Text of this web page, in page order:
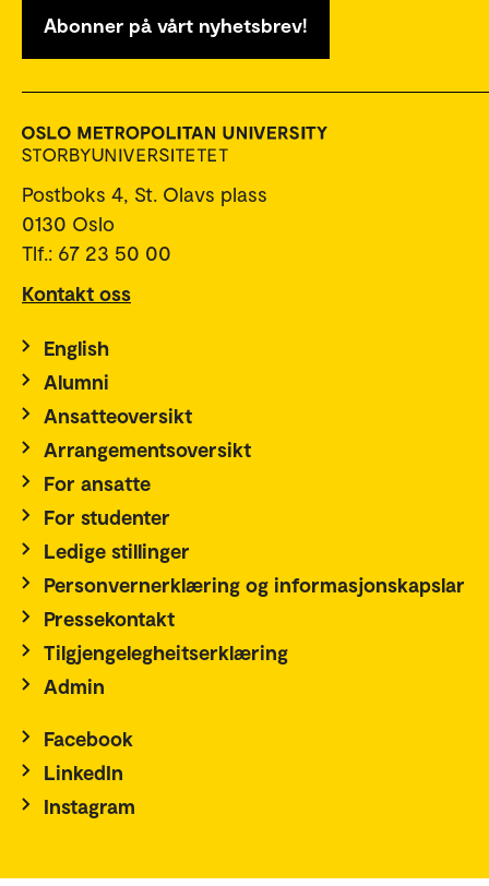
Abonner på vårt nyhetsbrev!
Postboks 4, St. Olavs plass
0130 Oslo
Tlf.: 67 23 50 00
Kontakt oss
English
Alumni
Ansatteoversikt
Arrangementsoversikt
For ansatte
For studenter
Ledige stillinger
Personvernerklæring og informasjonskapslar
Pressekontakt
Tilgjengelegheitserklæring
Admin
Facebook
LinkedIn
Instagram